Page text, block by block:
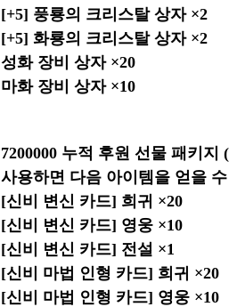
[+5] 풍룡의 크리스탈 상자 ×2
[+5] 화룡의 크리스탈 상자 ×2
성화 장비 상자 ×20
마화 장비 상자 ×10
7200000 누적 후원 선물 패키지
사용하면 다음 아이템을 얻을
[신비 변신 카드] 희귀 ×20
[신비 변신 카드] 영웅 ×10
[신비 변신 카드] 전설 ×1
[신비 마법 인형 카드] 희귀 ×20
[신비 마법 인형 카드] 영웅 ×10